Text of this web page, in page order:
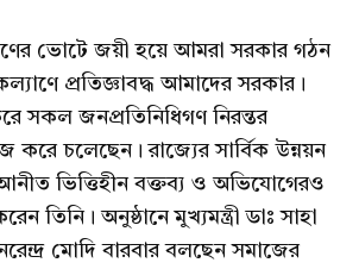
ভোটে জয়ী হয়ে আমরা সরকার গঠন
প্রতিজ্ঞাবদ্ধ আমাদের সরকার।
সকল জনপ্রতিনিধিগণ নিরন্তর
চলেছেন। রাজ্যের সার্বিক উন্নয়ন
ভিত্তিহীন বক্তব্য ও অভিযোগেরও
তিনি। অনুষ্ঠানে মুখ্যমন্ত্রী ডাঃ সাহা
নরেন্দ্র মোদি বারবার বলছেন সমাজের